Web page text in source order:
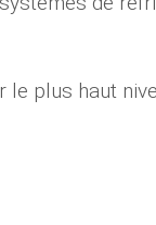
plus haut